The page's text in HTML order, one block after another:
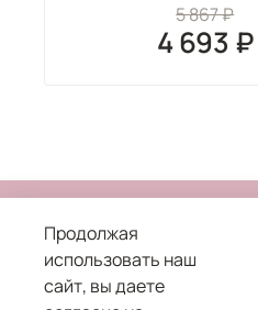
5 867 ₽
4 693 ₽
Продолжая
использовать наш
сайт, вы даете